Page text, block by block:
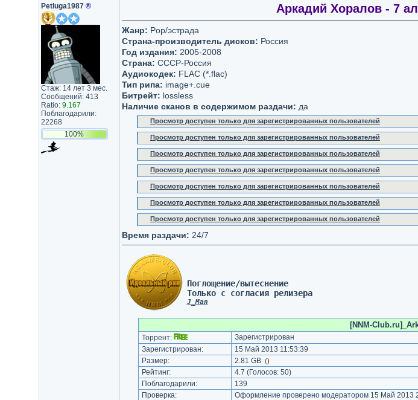
Petluga1987 ®
Стаж: 14 лет 3 мес.
Сообщений: 413
Ratio: 9.167
Поблагодарили:
22268
100%
Аркадий Хоралов - 7
Жанр: Pop/эстрада
Страна-производитель дисков: Россия
Год издания: 2005-2008
Страна: СССР-Россия
Аудиокодек: FLAC (*.flac)
Тип рипа: image+.cue
Битрейт: lossless
Наличие сканов в содержимом раздачи: да
Просмотр доступен только для зарегистрированных пользователей
Просмотр доступен только для зарегистрированных пользователей
Просмотр доступен только для зарегистрированных пользователей
Просмотр доступен только для зарегистрированных пользователей
Просмотр доступен только для зарегистрированных пользователей
Просмотр доступен только для зарегистрированных пользователей
Просмотр доступен только для зарегистрированных пользователей
Время раздачи: 24/7
Поглощение/вытеснение
Только с согласия релизера
J_Man
[NNM-
Торрент: Зарегистрирован
Зарегистрирован:
15 Май 2013 11:53:39
Размер:
2.81 GB ()
Рейтинг: 4.7 (Голосов: 50)
Поблагодарили:
139
Проверка:
Оформление проверено модератором 15 Май 2013